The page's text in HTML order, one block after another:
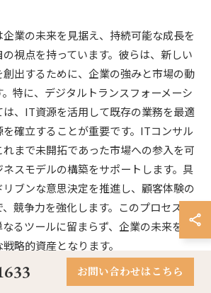
業の未来を見据え、持続可能な成長を
視点を持っています。彼らは、新しい
出するために、企業の強みと市場の動
特に、デジタルトランスフォーメーシ
は、IT資源を活用して既存の業務を最適
確立することが重要です。ITコンサル
まで未開拓であった市場への参入を可
スモデルの構築をサポートします。具
ブンな意思決定を推進し、顧客体験の
競争力を強化します。このプロセスを
るツールに留まらず、企業の未来を切
略的資産となります。
フェーズを見据えたIT戦略
お問い合わせはこちら